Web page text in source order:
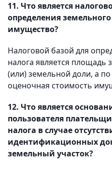
11. Что является
определения
имущество?
Налоговой базой для
налога является площадь
(или) земельной доли, а
оценочная стоимость
12. Что является
пользователя
налога в случае
идентификационных
земельный участок?